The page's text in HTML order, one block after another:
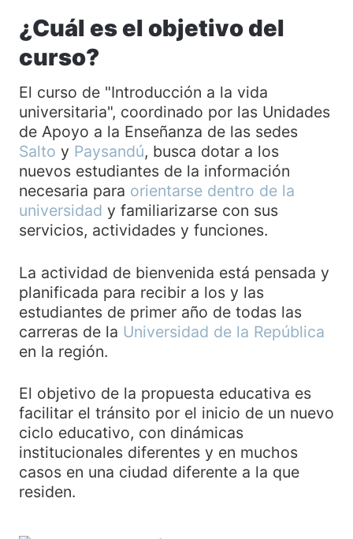
¿Cuál es el objetivo del
curso?
El curso de "Introducción a la vida
universitaria", coordinado por las Unidades
de Apoyo a la Enseñanza de las sedes
Salto y Paysandú, busca dotar a los
nuevos estudiantes de la información
necesaria para orientarse dentro de la
universidad y familiarizarse con sus
servicios, actividades y funciones.
La actividad de bienvenida está pensada y
planificada para recibir a los y las
estudiantes de primer año de todas las
carreras de la Universidad de la República
en la región.
El objetivo de la propuesta educativa es
facilitar el tránsito por el inicio de un nuevo
ciclo educativo, con dinámicas
institucionales diferentes y en muchos
casos en una ciudad diferente a la que
residen.